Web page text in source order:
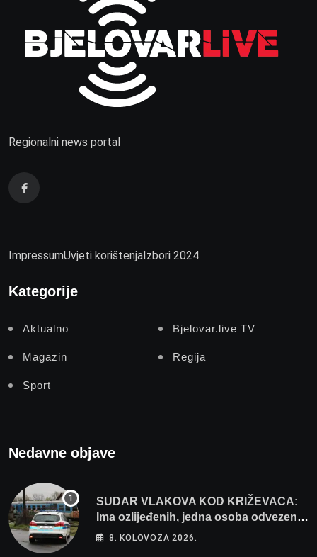
Regionalni news portal
ImpressumUvjeti korištenja Izbori 2024.
Kategorije
Aktualno Bjelovar.live TV
Magazin Regija
Sport
Nedavne objave
SUDAR VLAKOVA KOD KRIŽEVACA:
Ima ozlijeđenih, jedna osoba odvezena
helikopterom
8. KOLOVOZA 2026.